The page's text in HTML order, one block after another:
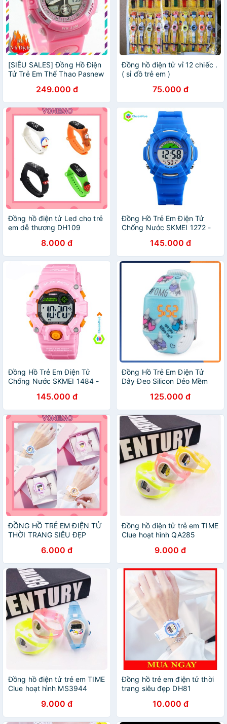
[SIÊU SALES] Đồng Hồ Điện
Tử Trẻ Em Thể Thao Pasnew
249.000 đ
Đồng hồ điện tử vỉ 12 chiếc .
( sỉ đồ trẻ em )
75.000 đ
Đồng hồ điện tử Led cho trẻ
em dễ thương DH109
8.000 đ
Đồng Hồ Trẻ Em Điện Tử
Chống Nước SKMEI 1272 -
145.000 đ
Đồng Hồ Trẻ Em Điện Tử
Chống Nước SKMEI 1484 -
145.000 đ
Đồng Hồ Trẻ Em Điện Tử
Dây Đeo Silicon Dẻo Mềm
125.000 đ
ĐỒNG HỒ TRẺ EM ĐIỆN TỬ
THỜI TRANG SIÊU ĐẸP
6.000 đ
Đồng hồ điện tử trẻ em TIME
Clue hoạt hình QA285
9.000 đ
Đồng hồ điện tử trẻ em TIME
Clue hoạt hình MS3944
9.000 đ
Đồng hồ trẻ em điện tử thời
trang siêu đẹp DH81
10.000 đ